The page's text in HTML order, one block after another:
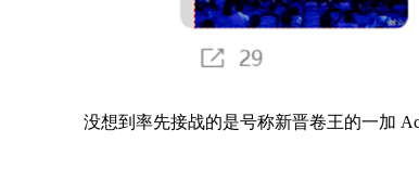
没想到率先接战的是号称新晋卷王的一加